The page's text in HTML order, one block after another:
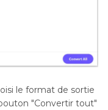
le format de sortie
"Convertir tout"